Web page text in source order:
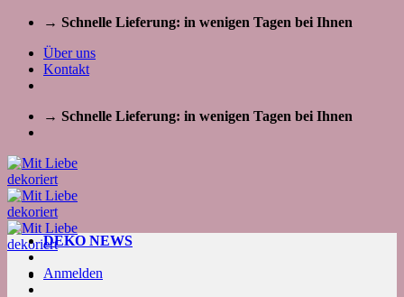
Zum
springen
→ Schnelle Lieferung: in wenigen Tagen bei Ihnen
Über uns
Kontakt
→ Schnelle Lieferung: in wenigen Tagen bei Ihnen
DEKO NEWS
Anmelden